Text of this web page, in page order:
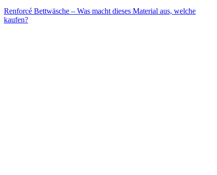
Renforcé Bettwäsche – Was macht dieses Material aus, welche
kaufen?